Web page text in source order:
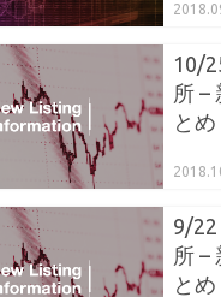
10/
所 –
とめ
9/22
所 –
とめ